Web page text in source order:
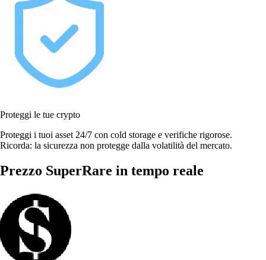
Proteggi le tue crypto
Proteggi i tuoi asset 24/7 con cold storage e verifiche rigorose.
Ricorda: la sicurezza non protegge dalla volatilità del mercato.
Prezzo SuperRare in tempo reale